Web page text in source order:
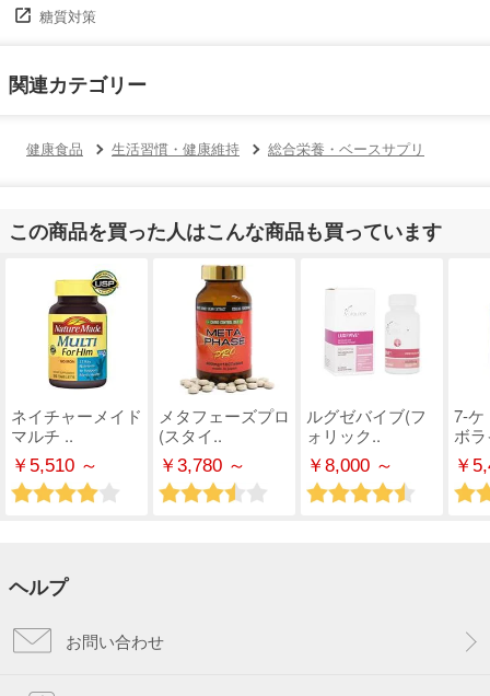
糖質対策
関連カテゴリー
健康食品 生活習慣・健康維持 総合栄養・ベースサプリ
この商品を買った人はこんな商品も買っています
ネイチャーメイド
マルチ ..
￥5,510 ～
メタフェーズプロ
(スタイ..
￥3,780 ～
ルグゼバイブ(フ
ォリック..
￥8,000 ～
7-ケ
ボ
￥
ヘルプ
お問い合わせ